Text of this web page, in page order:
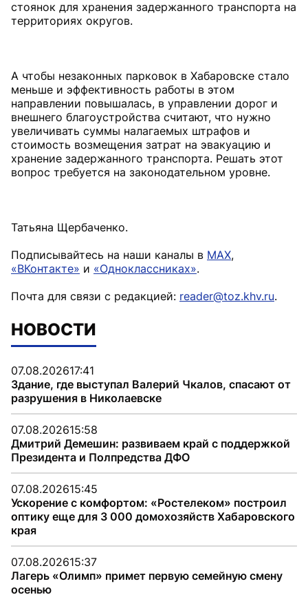
стоянок для хранения задержанного транспорта на
территориях округов.
А чтобы незаконных парковок в Хабаровске стало
меньше и эффективность работы в этом
направлении повышалась, в управлении дорог и
внешнего благоустройства считают, что нужно
увеличивать суммы налагаемых штрафов и
стоимость возмещения затрат на эвакуацию и
хранение задержанного транспорта. Решать этот
вопрос требуется на законодательном уровне.
Татьяна Щербаченко.
Подписывайтесь на наши каналы в MAX,
«ВКонтакте» и «Одноклассниках».
Почта для связи с редакцией: reader@toz.khv.ru.
НОВОСТИ
07.08.202617:41
Здание, где выступал Валерий Чкалов, спасают от
разрушения в Николаевске
07.08.202615:58
Дмитрий Демешин: развиваем край с поддержкой
Президента и Полпредства ДФО
07.08.202615:45
Ускорение с комфортом: «Ростелеком» построил
оптику еще для 3 000 домохозяйств Хабаровского
края
07.08.202615:37
Лагерь «Олимп» примет первую семейную смену
осенью